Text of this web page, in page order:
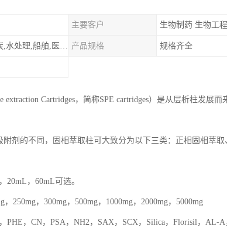
主要客户
化工,食品,制药,选矿,石油,煤炭,水处理,船舶,医用,制药,冶金,纺织,其他 产品规格 规格齐全
extraction Cartridges，简称SPE cartridges）是从层析柱发展
剂的不同，固相萃取柱可大致分为以下三类：正相固相萃
20mL，60mL可选。
250mg，300mg，500mg，1000mg，2000mg，5000mg
PHE，CN，PSA，NH2，SAX，SCX，Silica，Florisil，AL-